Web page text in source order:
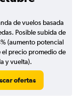
de vuelos basada
Posible subida de
(aumento potencial
precio promedio de
y vuelta).
ofertas